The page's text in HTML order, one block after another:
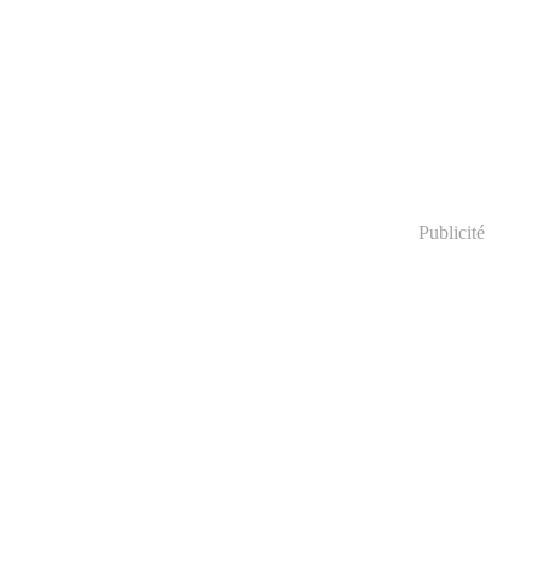
Publicité